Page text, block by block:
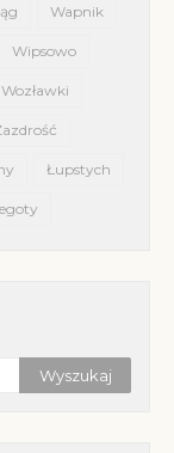
Wapnik
Wipsowo
Wozławki
Łupstych